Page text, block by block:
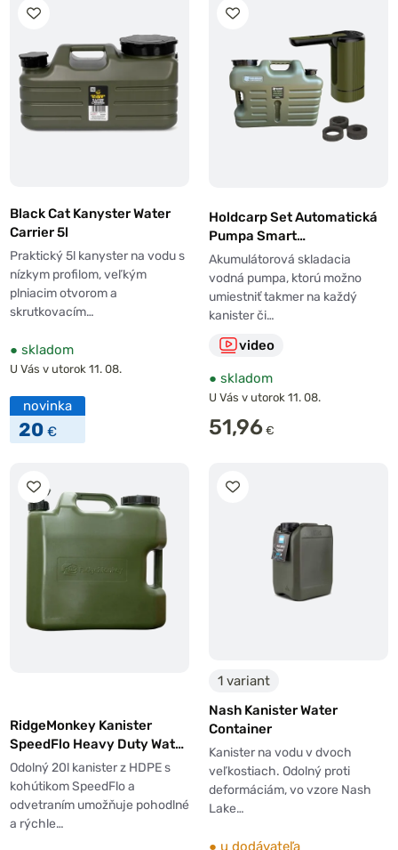
Black Cat Kanyster Water
Carrier 5l
Praktický 5l kanyster na vodu s
nízkym profilom, veľkým
plniacim otvorom a
skrutkovacím…
● skladom
U Vás v utorok 11. 08.
novinka
20 €
Holdcarp Set Automatická
Pumpa Smart
Rechargeable Tap + Kubický
Nosič Vody 18L
Akumulátorová skladacia
vodná pumpa, ktorú možno
umiestniť takmer na každý
kanister či…
video
● skladom
U Vás v utorok 11. 08.
51,96 €
RidgeMonkey Kanister
SpeedFlo Heavy Duty Water
Carrier 20l
Odolný 20l kanister z HDPE s
kohútikom SpeedFlo a
odvetraním umožňuje pohodlné
a rýchle…
1 variant
Nash Kanister Water
Container
Kanister na vodu v dvoch
veľkostiach. Odolný proti
deformáciám, vo vzore Nash
Lake…
● u dodávateľa